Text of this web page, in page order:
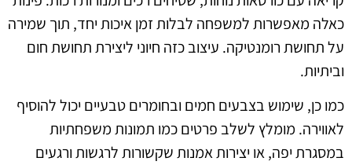
כאלה מאפשרות למשפחה לבלות זמן איכות יחד, תוך שמירה
על תחושת רומנטיקה. עיצוב כזה חיוני ליצירת תחושת חום
וביתיות.
כמו כן, שימוש בצבעים חמים ובחומרים טבעיים יכול להוסיף
לאווירה. מומלץ לשלב פרטים כמו תמונות משפחתיות
במסגרת יפה, או יצירות אמנות שקשורות לרגשות ורגעים